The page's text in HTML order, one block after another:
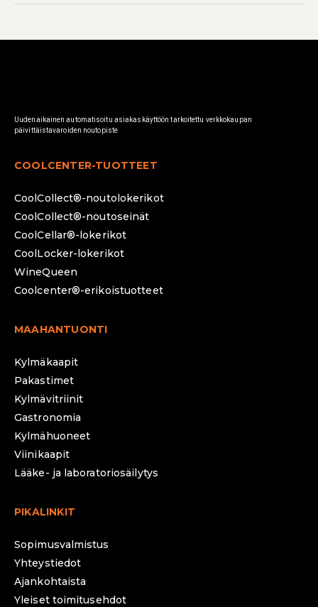
Uudenaikainen automatisoitu asiakaskäyttöön tarkoitettu verkkokaupan
päivittäistavaroiden noutopiste
COOLCENTER-TUOTTEET
CoolCollect®-noutolokerikot
CoolCollect®-noutoseinät
CoolCellar®-lokerikot
CoolLocker-lokerikot
WineQueen
Coolcenter®-erikoistuotteet
MAAHANTUONTI
Kylmäkaapit
Pakastimet
Kylmävitriinit
Gastronomia
Kylmähuoneet
Viinikaapit
Lääke- ja laboratoriosäilytys
PIKALINKIT
Sopimusvalmistus
Yhteystiedot
Ajankohtaista
Yleiset toimitusehdot